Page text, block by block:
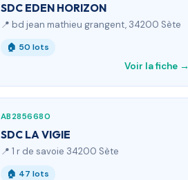
SDC EDEN HORIZON
📍 bd jean mathieu grangent, 34200 Sète
🏠 50 lots
Voir la fiche →
AB2856680
SDC LA VIGIE
📍 1 r de savoie 34200 Sète
🏠 47 lots